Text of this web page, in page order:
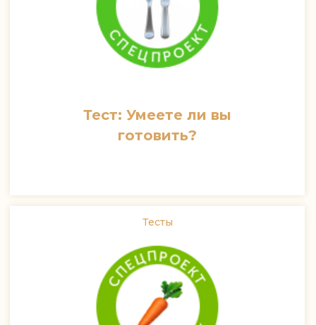
Тест: Умеете ли вы
готовить?
Тесты